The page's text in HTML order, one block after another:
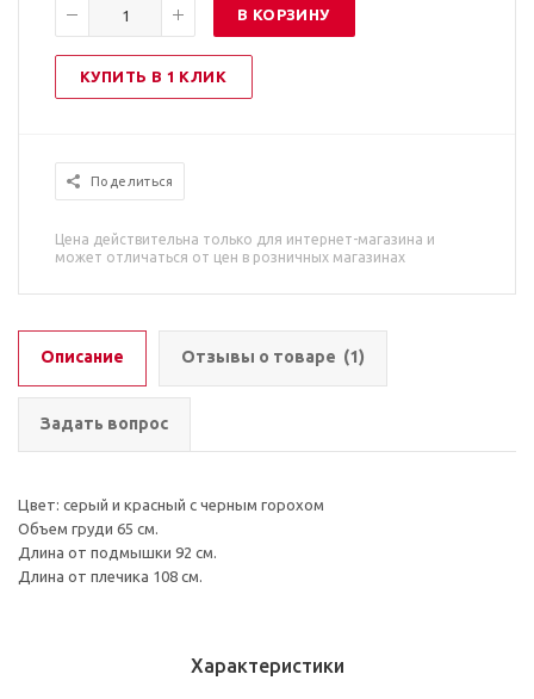
В КОРЗИНУ
КУПИТЬ В 1 КЛИК
Поделиться
Цена действительна только для интернет-магазина и
может отличаться от цен в розничных магазинах
Описание Отзывы о товаре (1)
Задать вопрос
Цвет: серый и красный с черным горохом
Объем груди 65 см.
Длина от подмышки 92 см.
Длина от плечика 108 см.
Характеристики